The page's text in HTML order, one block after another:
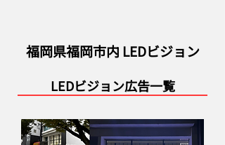
福岡県福岡市内 LEDビジョン
LEDビジョン広告一覧